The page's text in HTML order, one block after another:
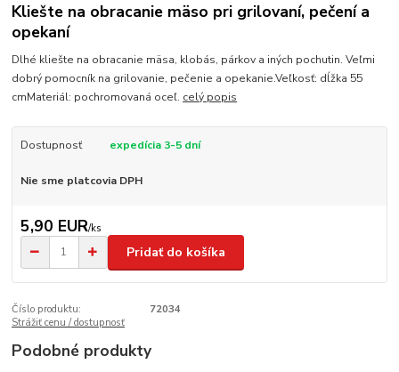
Kliešte na obracanie mäso pri grilovaní, pečení a
opekaní
Dlhé kliešte na obracanie mäsa, klobás, párkov a iných pochutin. Veľmi
dobrý pomocník na grilovanie, pečenie a opekanie.Veľkosť: dĺžka 55
cmMateriál: pochromovaná oceľ. celý popis
Dostupnosť expedícia 3-5 dní
Nie sme platcovia DPH
5,90 EUR/ks
Pridať do košíka
Číslo produktu:
72034
Strážiť cenu / dostupnosť
Podobné produkty